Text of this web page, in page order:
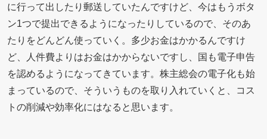
に行って出したり郵送していたんですけど、今はもうボタ
ン1つで提出できるようになったりしているので、そのあ
たりをどんどん使っていく。多少お金はかかるんですけ
ど、人件費よりはお金はかからないですし、国も電子申告
を認めるようになってきています。株主総会の電子化も始
まっているので、そういうものを取り入れていくと、コス
トの削減や効率化にはなると思います。